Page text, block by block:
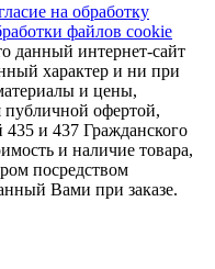
на обработку
файлов cookie
данный интернет-сайт
характер и ни при
и цены,
публичной офертой,
и 437 Гражданского
и наличие товара,
посредством
Вами при заказе.